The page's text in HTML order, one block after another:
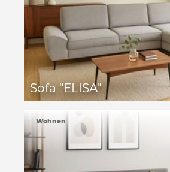
Sofa "ELISA"
Wohnen